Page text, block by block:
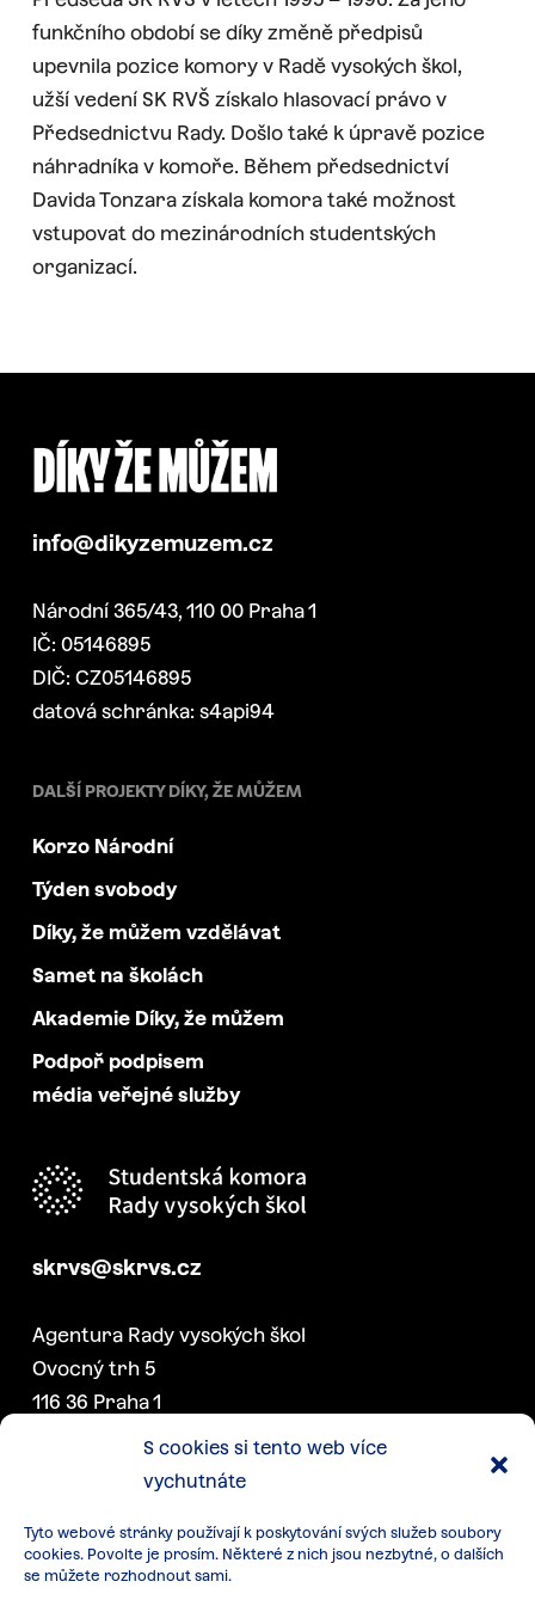
S cookies si tento web více
vychutnáte
Tyto webové stránky používají k poskytování svých služeb soubory
cookies. Povolte je prosím. Některé z nich jsou nezbytné, o dalších
se můžete rozhodnout sami.
funkčního období se díky změně předpisů
upevnila pozice komory v Radě vysokých škol,
užší vedení SK RVŠ získalo hlasovací právo v
Předsednictvu Rady. Došlo také k úpravě pozice
náhradníka v komoře. Během předsednictví
Davida Tonzara získala komora také možnost
vstupovat do mezinárodních studentských
organizací.
info@dikyzemuzem.cz
Národní 365/43, 110 00 Praha 1
IČ: 05146895
DIČ: CZ05146895
datová schránka: s4api94
DALŠÍ PROJEKTY DÍKY, ŽE MŮŽEM
Korzo Národní
Týden svobody
Díky, že můžem vzdělávat
Samet na školách
Akademie Díky, že můžem
Podpoř podpisem
média veřejné služby
skrvs@skrvs.cz
Agentura Rady vysokých škol
Ovocný trh 5
116 36 Praha 1
DALŠÍ PROJEKTY SK RVŠ
Konference akademických
senátorek a senátorů